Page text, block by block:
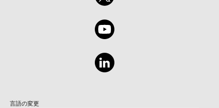
sua produtividade por meio do Microsoft
ser considerados ao usar IA Além das aulas
em vídeo, o curso contém uma série de
Esse conteúdo pode ser disponibilizado
gratuitamente para download a todas as
言語の変更